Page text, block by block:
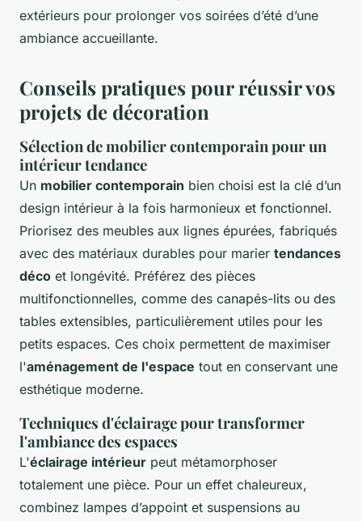
extérieurs pour prolonger vos soirées d’été d’une
ambiance accueillante.
Conseils pratiques pour réussir vos
projets de décoration
Sélection de mobilier contemporain pour un
intérieur tendance
Un mobilier contemporain bien choisi est la clé d’un
design intérieur à la fois harmonieux et fonctionnel.
Priorisez des meubles aux lignes épurées, fabriqués
avec des matériaux durables pour marier tendances
déco et longévité. Préférez des pièces
multifonctionnelles, comme des canapés-lits ou des
tables extensibles, particulièrement utiles pour les
petits espaces. Ces choix permettent de maximiser
l'aménagement de l'espace tout en conservant une
esthétique moderne.
Techniques d'éclairage pour transformer
l'ambiance des espaces
L'éclairage intérieur peut métamorphoser
totalement une pièce. Pour un effet chaleureux,
combinez lampes d’appoint et suspensions au